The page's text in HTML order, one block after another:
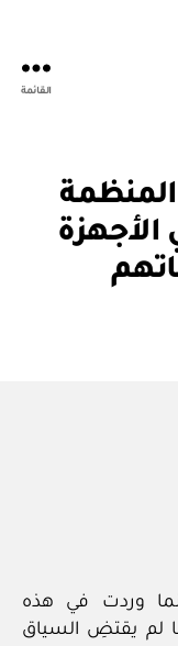
القائمة
المنظمة
وردت في هذه
لم يقتضِ السياق